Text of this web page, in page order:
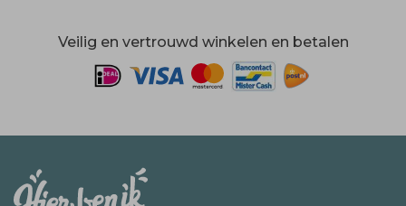
Veilig en vertrouwd winkelen en betalen